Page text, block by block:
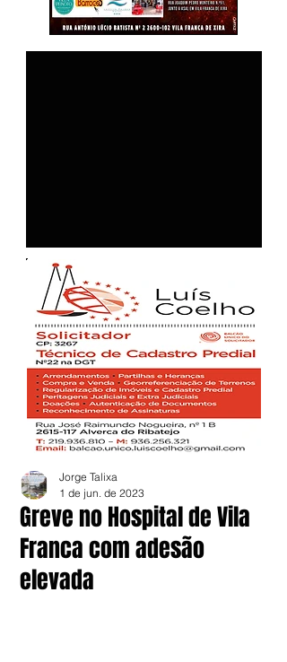
Greve no Hospital de Vila
Franca com adesão
elevada
Jorge Talixa
1 de jun. de 2023